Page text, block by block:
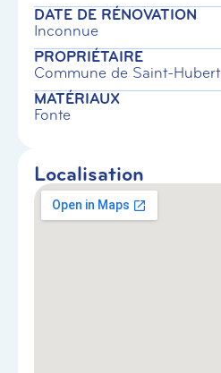
DATE DE RÉNOVATION
Inconnue
PROPRIÉTAIRE
Commune de Saint-Hubert
MATÉRIAUX
Fonte
Localisation